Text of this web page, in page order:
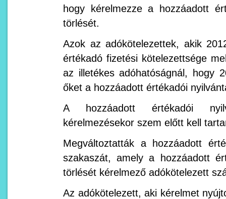
hogy kérelmezze a hozzáadott
törlését.
Azok az adókötelezettek, akik
értékadó fizetési kötelezettsége
az illetékes adóhatóságnál, hogy
őket a hozzáadott értékadói
A hozzáadott értékadói
kérelmezésekor szem előtt kell
Megváltoztatták a hozzáadott
szakaszát, amely a hozzáadott
törlését kérelmező adókötelezett
Az adókötelezett, aki kérelmet